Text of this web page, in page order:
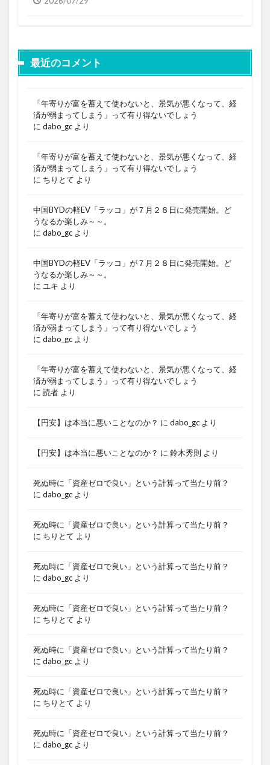
最近のコメント
「年寄りが富を蓄えて使わないと、景気が悪くなって、経
済が弱まってしまう」って有り得ないでしょう
に dabo_gc より
「年寄りが富を蓄えて使わないと、景気が悪くなって、経
済が弱まってしまう」って有り得ないでしょう
に ちりとて より
中国BYDの軽EV「ラッコ」が７月２８日に発売開始。ど
うなるか楽しみ～～。
に dabo_gc より
中国BYDの軽EV「ラッコ」が７月２８日に発売開始。ど
うなるか楽しみ～～。
に ユキ より
「年寄りが富を蓄えて使わないと、景気が悪くなって、経
済が弱まってしまう」って有り得ないでしょう
に dabo_gc より
「年寄りが富を蓄えて使わないと、景気が悪くなって、経
済が弱まってしまう」って有り得ないでしょう
に 読者 より
【円安】は本当に悪いことなのか？ に dabo_gc より
【円安】は本当に悪いことなのか？ に 鈴木秀則 より
死ぬ時に「資産ゼロで良い」という計算って当たり前？
に dabo_gc より
死ぬ時に「資産ゼロで良い」という計算って当たり前？
に ちりとて より
死ぬ時に「資産ゼロで良い」という計算って当たり前？
に dabo_gc より
死ぬ時に「資産ゼロで良い」という計算って当たり前？
に ちりとて より
死ぬ時に「資産ゼロで良い」という計算って当たり前？
に dabo_gc より
死ぬ時に「資産ゼロで良い」という計算って当たり前？
に ちりとて より
死ぬ時に「資産ゼロで良い」という計算って当たり前？
に dabo_gc より